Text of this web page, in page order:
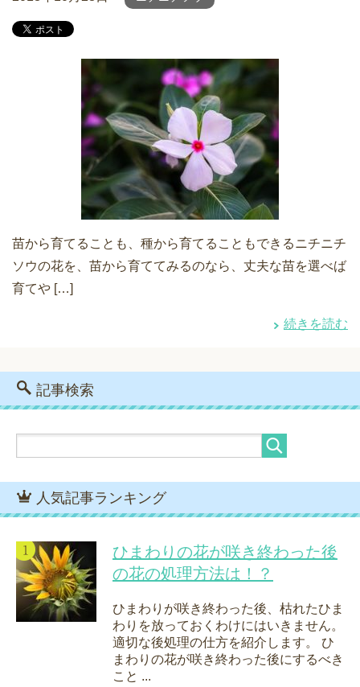
苗から育てることも、種から育てることもできるニチニチ
ソウの花を、苗から育ててみるのなら、丈夫な苗を選べば
育てや […]
続きを読む
記事検索
人気記事ランキング
ひまわりの花が咲き終わった後
の花の処理方法は！？
ひまわりが咲き終わった後、枯れたひま
わりを放っておくわけにはいきません。
適切な後処理の仕方を紹介します。 ひ
まわりの花が咲き終わった後にするべき
こと ...